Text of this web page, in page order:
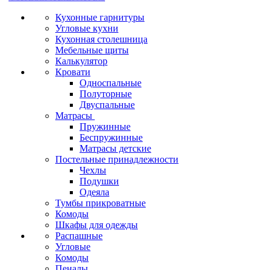
Кухонные гарнитуры
Угловые кухни
Кухонная столешница
Мебельные щиты
Калькулятор
Кровати
Односпальные
Полуторные
Двуспальные
Матрасы
Пружинные
Беспружинные
Матрасы детские
Постельные принадлежности
Чехлы
Подушки
Одеяла
Тумбы прикроватные
Комоды
Шкафы для одежды
Распашные
Угловые
Комоды